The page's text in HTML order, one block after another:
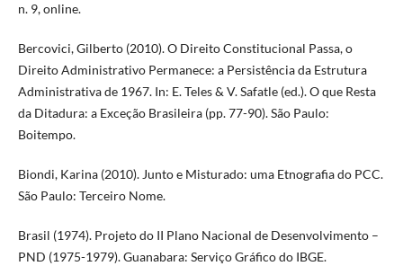
n. 9, online.
Bercovici, Gilberto (2010). O Direito Constitucional Passa, o
Direito Administrativo Permanece: a Persistência da Estrutura
Administrativa de 1967. In: E. Teles & V. Safatle (ed.). O que Resta
da Ditadura: a Exceção Brasileira (pp. 77-90). São Paulo:
Boitempo.
Biondi, Karina (2010). Junto e Misturado: uma Etnografia do PCC.
São Paulo: Terceiro Nome.
Brasil (1974). Projeto do II Plano Nacional de Desenvolvimento –
PND (1975-1979). Guanabara: Serviço Gráfico do IBGE.